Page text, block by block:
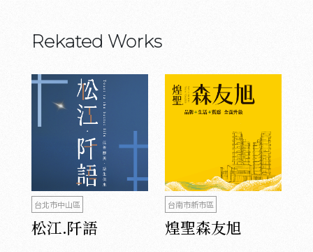
Rekated Works
台北市中山區
松江.阡語
台南市新市區
煌聖森友旭